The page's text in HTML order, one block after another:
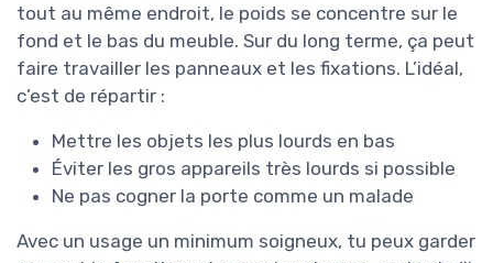
tout au même endroit, le poids se concentre sur le
fond et le bas du meuble. Sur du long terme, ça peut
faire travailler les panneaux et les fixations. L’idéal,
c’est de répartir :
Mettre les objets les plus lourds en bas
Éviter les gros appareils très lourds si possible
Ne pas cogner la porte comme un malade
Avec un usage un minimum soigneux, tu peux garder